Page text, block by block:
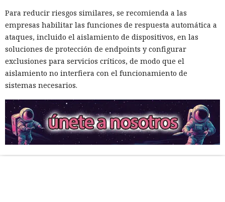
Para reducir riesgos similares, se recomienda a las
empresas habilitar las funciones de respuesta automática a
ataques, incluido el aislamiento de dispositivos, en las
soluciones de protección de endpoints y configurar
exclusiones para servicios críticos, de modo que el
aislamiento no interfiera con el funcionamiento de
sistemas necesarios.